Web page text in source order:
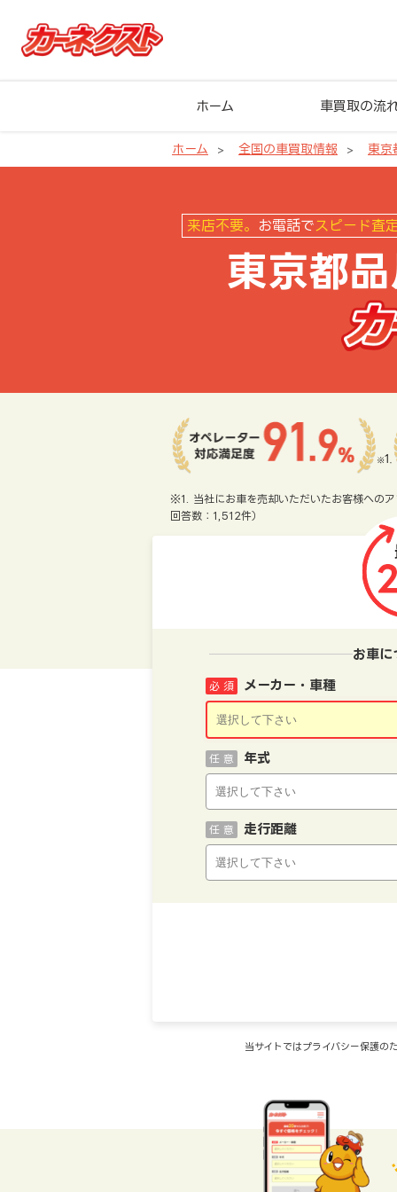
ホーム 車買取の流
ホーム 全国の車買取情報 東京
来店不要。 お電話で スピード査
東京都
※1. 当社にお車を売却いただいたお客様への
回答数：1,512件）
お車に
メーカー・車種
必 須
年式
任 意
走行距離
任 意
当サイトではプライバシー保護の